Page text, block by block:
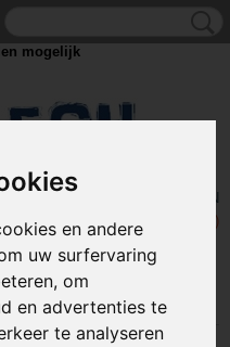
en andere
uw surfervaring
om
en advertenties te
te analyseren
UW WINKELWAGEN
Geen producten
(0)
DOZEN
mogelijk